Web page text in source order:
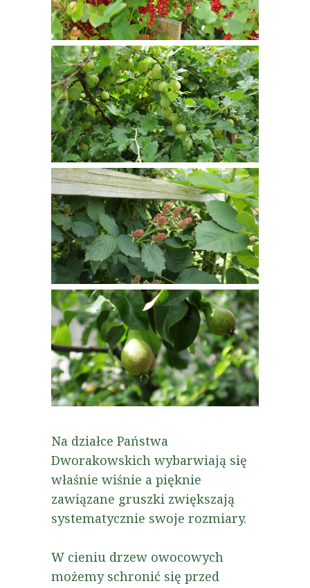
Na działce Państwa
Dworakowskich wybarwiają się
właśnie wiśnie a pięknie
zawiązane gruszki zwiększają
systematycznie swoje rozmiary.
W cieniu drzew owocowych
możemy schronić się przed